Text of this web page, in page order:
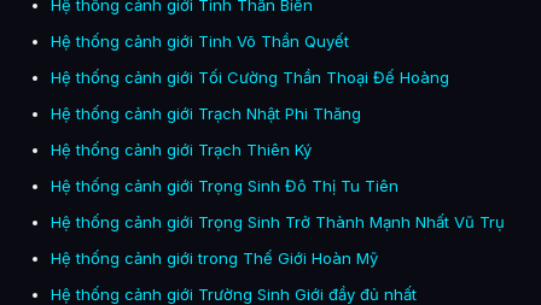
Hệ thống cảnh giới Tinh Thần Biến
Hệ thống cảnh giới Tinh Võ Thần Quyết
Hệ thống cảnh giới Tối Cường Thần Thoại Đế Hoàng
Hệ thống cảnh giới Trạch Nhật Phi Thăng
Hệ thống cảnh giới Trạch Thiên Ký
Hệ thống cảnh giới Trọng Sinh Đô Thị Tu Tiên
Hệ thống cảnh giới Trọng Sinh Trở Thành Mạnh Nhất Vũ Trụ
Hệ thống cảnh giới trong Thế Giới Hoàn Mỹ
Hệ thống cảnh giới Trường Sinh Giới đầy đủ nhất